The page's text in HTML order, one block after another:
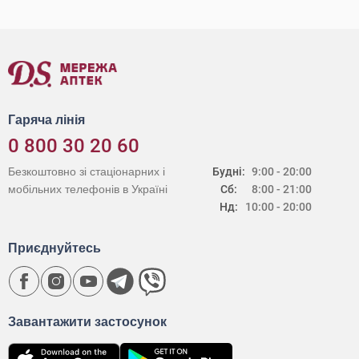
Гаряча лінія
0 800 30 20 60
Будні:
Сб:
Нд:
9:00 - 20:00
8:00 - 21:00
10:00 - 20:00
Безкоштовно зі стаціонарних і
мобільних телефонів в Україні
Завантажити застосунок
Приєднуйтесь